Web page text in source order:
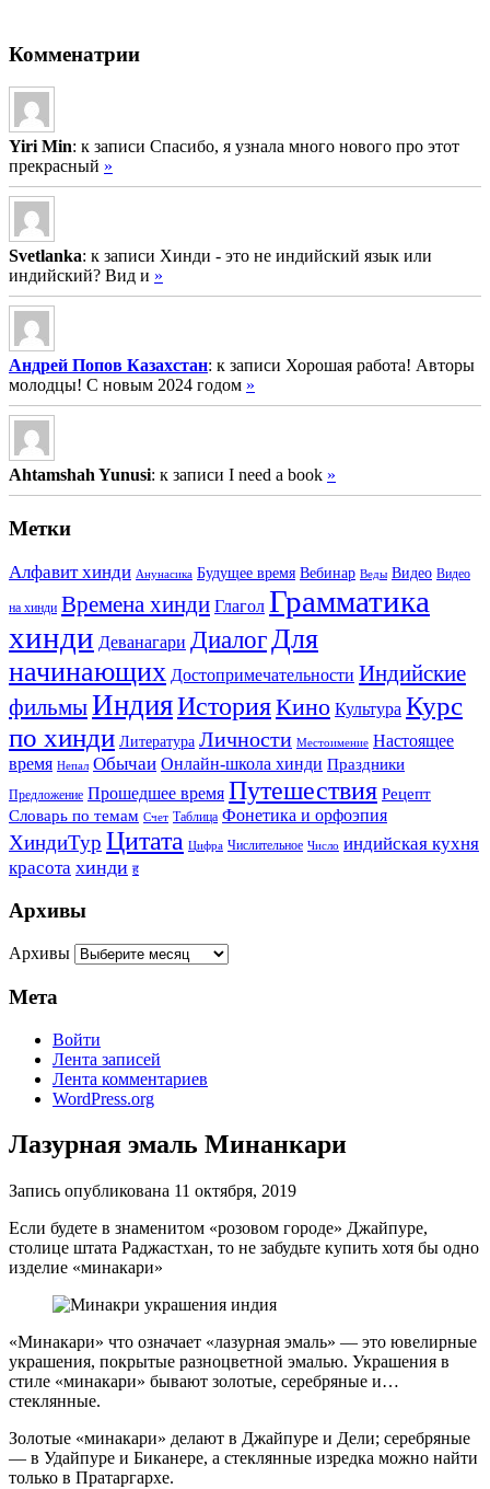
Комменатрии
Yiri Min: к записи Спасибо, я узнала много нового про этот
прекрасный »
Svetlanka: к записи Хинди - это не индийский язык или
индийский? Вид и »
Андрей Попов Казахстан: к записи Хорошая работа! Авторы
молодцы! С новым 2024 годом »
Ahtamshah Yunusi: к записи I need a book »
Метки
Алфавит хинди Анунасика Будущее время Вебинар Веды Видео Видео
на хинди Времена хинди Глагол Грамматика
хинди Деванагари Диалог Для
начинающих Достопримечательности Индийские
фильмыИндияИсторияКино Культура Курс
по хинди Литература Личности Местоимение Настоящее
время Непал Обычаи Онлайн-школа хинди Праздники
Предложение Прошедшее время Путешествия Рецепт
Словарь по темам Счет Таблица Фонетика и орфоэпия
ХиндиТур Цитата Цифра Числительное Число индийская кухня
красота хинди ह
Архивы
Архивы
Мета
Войти
Лента записей
Лента комментариев
WordPress.org
Лазурная эмаль Минанкари
Запись опубликована 11 октября, 2019
Если будете в знаменитом «розовом городе» Джайпуре,
столице штата Раджастхан, то не забудьте купить хотя бы одно
изделие «минакари»
«Минакари» что означает «лазурная эмаль» — это ювелирные
украшения, покрытые разноцветной эмалью. Украшения в
стиле «минакари» бывают золотые, серебряные и…
стеклянные.
Золотые «минакари» делают в Джайпуре и Дели; серебряные
— в Удайпуре и Биканере, а стеклянные изредка можно найти
только в Пратаргархе.